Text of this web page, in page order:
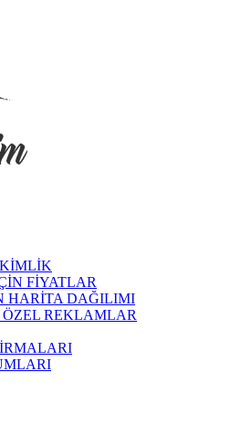
FİYATLAR
HARİTA DAĞILIMI
REKLAMLAR